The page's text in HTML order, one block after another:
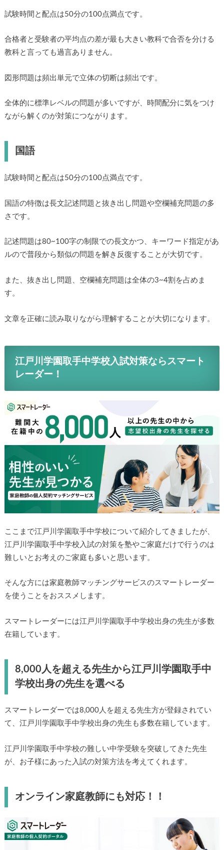
試験時間と配点は50分の100点満点です。
合格者と受験者の平均点の差が最も大きい教科で合否を分ける
教科と言っても過言ありません。
図形問題は頻出単元で立体の切断は頻出です。
全体的に標準レベルの問題が多いですが、時間配分に気をつけ
ながら解くのが対策につながります。
国語
試験時間と配点は50分の100点満点です。
国語の特徴は長文記述問題と抜き出し問題や空欄補充問題の多
さです。
記述問題は80~100字の制限での長文かつ、キーワード指定があ
ルので普段から類似の問題を解き反復することが大切です。
また、抜き出し問題、空欄補充問題は全体の3~4割を占めま
す。
文章を正確に読み取りながら理解することが大切になります。
江戸川学園取手中学校入試対策ならスマート
レーダー！
ここまで江戸川学園取手中学校について紹介してきましたが、
江戸川学園取手中学校入試の対策を塾やご家庭だけで行うのは
難しいとお考えのご家庭も多いと思います。
そんな方には家庭教師マッチングサービスのスマートレーダー
を使うことをおススメします。
スマートレーダーには江戸川学園取手中学校出身の先生が多数
在籍しています。
8,000人を超える先生から江戸川学園取手中
学校出身の先生を選べる
スマートレーダーでは8,000人を超える先生方が登録されてい
て、江戸川学園取手中学校出身の先生も多数在籍しています。
江戸川学園取手中学校の難しい中学受験を突破してきた先生
が、お子様にあった入試の対策方法を考えてくれます。
オンライン家庭教師にも対応！！